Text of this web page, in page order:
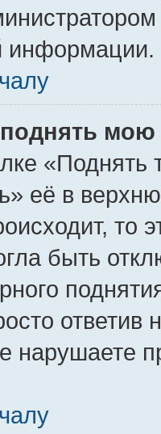
информации.
мою
«Поднять
её в
то
быть
ответив